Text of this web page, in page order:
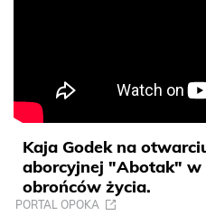
Kaja Godek na
aborcyjnej "Abotak" w
obrońców życia.
PORTAL OPOKA